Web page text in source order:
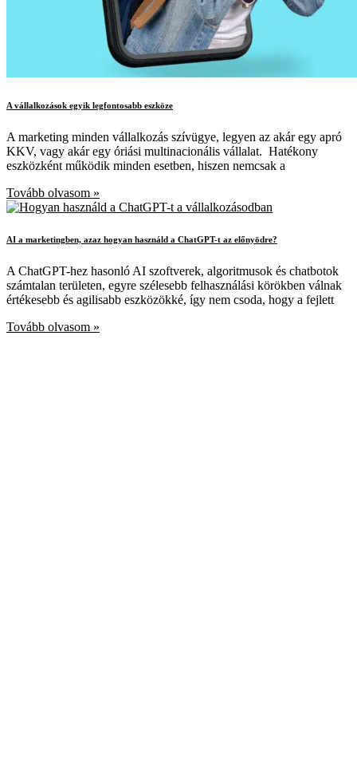
A vállalkozások egyik legfontosabb eszköze
A marketing minden vállalkozás szívügye, legyen az akár egy apró
KKV, vagy akár egy óriási multinacionális vállalat. Hatékony
eszközként működik minden esetben, hiszen nemcsak a
Tovább olvasom »
AI a marketingben, azaz hogyan használd a ChatGPT-t az előnyödre?
A ChatGPT-hez hasonló AI szoftverek, algoritmusok és chatbotok
számtalan területen, egyre szélesebb felhasználási körökben válnak
értékesebb és agilisabb eszközökké, így nem csoda, hogy a fejlett
Tovább olvasom »